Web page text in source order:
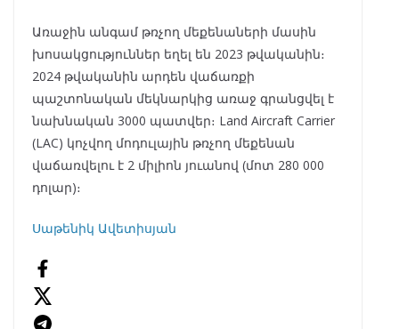
Առաջին անգամ թռչող մեքենաների մասին
խոսակցություններ եղել են 2023 թվականին։
2024 թվականին արդեն վաճառքի
պաշտոնական մեկնարկից առաջ գրանցվել է
նախնական 3000 պատվեր։ Land Aircraft Carrier
(LAC) կոչվող մոդուլային թռչող մեքենան
վաճառվելու է 2 միլիոն յուանով ​​(մոտ 280 000
դոլար)։
Սաթենիկ Ավետիսյան